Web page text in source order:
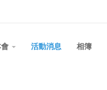
活動消息 相簿